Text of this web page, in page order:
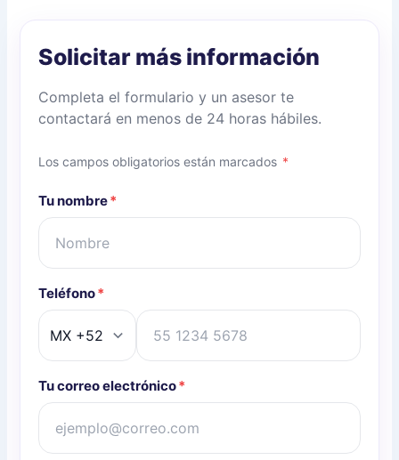
Solicitar más información
Completa el formulario y un asesor te
contactará en menos de 24 horas hábiles.
Los campos obligatorios están marcados *
Tu nombre*
Teléfono*
Tu correo electrónico*